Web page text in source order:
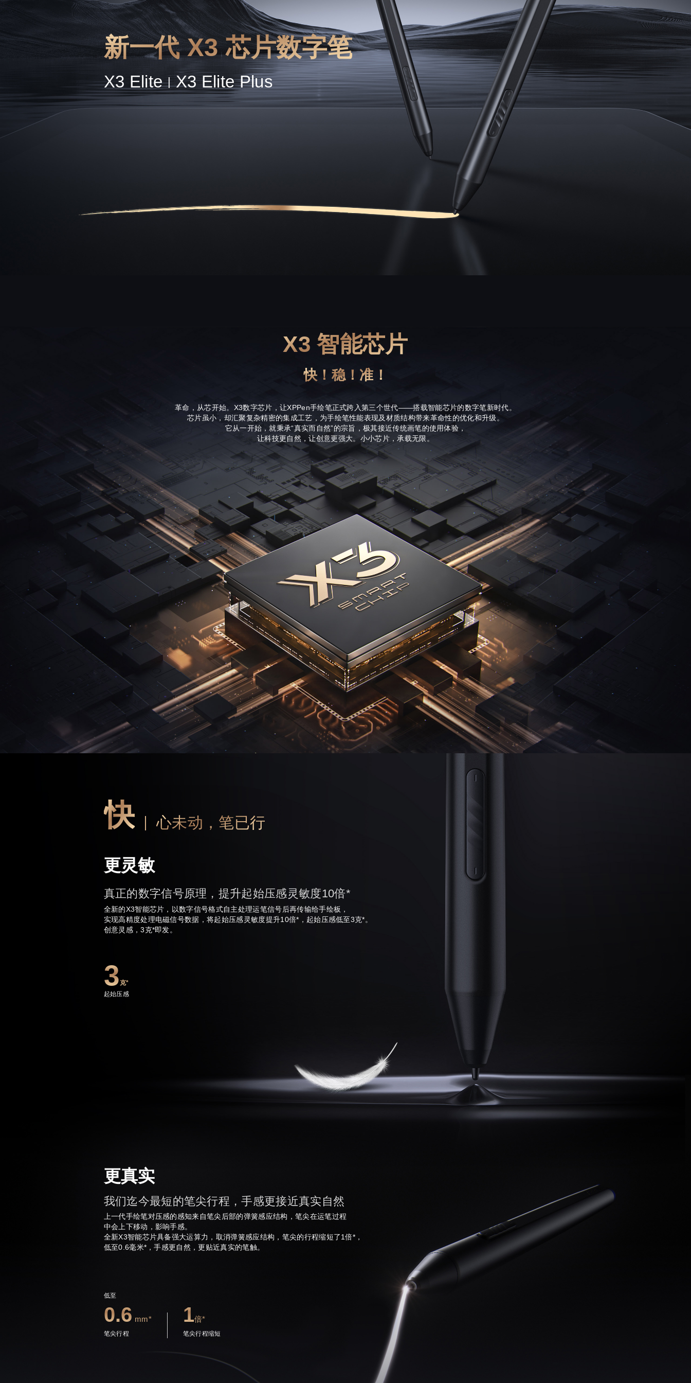
新一代 X3 芯片数字笔
X3 Elite | X3 Elite Plus
X3 智能芯片
快！稳！准！
革命，从芯开始。X3数字芯片，让XPPen手绘笔正式跨入第三个世代——搭载智能芯片的数字笔新时代。
芯片虽小，却汇聚复杂精密的集成工艺，为手绘笔性能表现及材质结构带来革命性的优化和升级。
它从一开始，就秉承“真实而自然”的宗旨，极其接近传统画笔的使用体验，
让科技更自然，让创意更强大。小小芯片，承载无限。
快 心未动，笔已行
更灵敏
真正的数字信号原理，提升起始压感灵敏度10倍*
全新的X3智能芯片，以数字信号格式自主处理运笔信号后再传输给手绘板，
实现高精度处理电磁信号数据，将起始压感灵敏度提升10倍*，起始压感低至3克*。
创意灵感，3克*即发。
3克*
起始压感
更真实
我们迄今最短的笔尖行程，手感更接近真实自然
上一代手绘笔对压感的感知来自笔尖后部的弹簧感应结构，笔尖在运笔过程
中会上下移动，影响手感。
全新X3智能芯片具备强大运算力，取消弹簧感应结构，笔尖的行程缩短了1倍*，
低至0.6毫米*，手感更自然，更贴近真实的笔触。
低至
0.6 mm*
笔尖行程
1倍*
笔尖行程缩短